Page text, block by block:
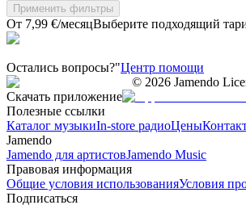
Применить фильтры
От 7,99 €/месяцВыберите подходящий
Остались вопросы?"Центр помощи
© 2026 Jamendo
Скачать приложение
Полезные ссылки
Каталог музыкиIn-store радиоЦены
Jamendo
Jamendo для артистовJamendo Music
Правовая информация
Общие условия использованияУсловия
Подписаться